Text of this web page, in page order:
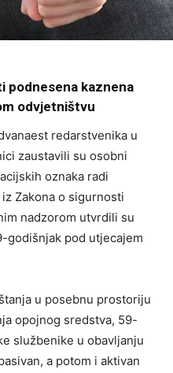
podnesena kaznena
odvjetništvu
redarstvenika u
zaustavili su osobni
oznaka radi
Zakona o sigurnosti
nadzorom utvrdili su
godišnjak pod utjecajem
u posebnu prostoriju
opojnog sredstva, 59-
službenike u obavljanju
a potom i aktivan